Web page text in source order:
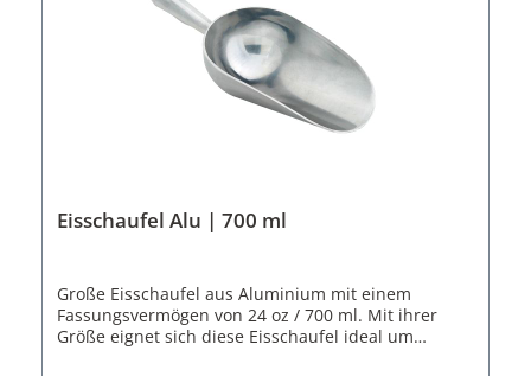
Eisschaufel Alu | 700 ml
Große Eisschaufel aus Aluminium mit einem
Fassungsvermögen von 24 oz / 700 ml. Mit ihrer
Größe eignet sich diese Eisschaufel ideal um